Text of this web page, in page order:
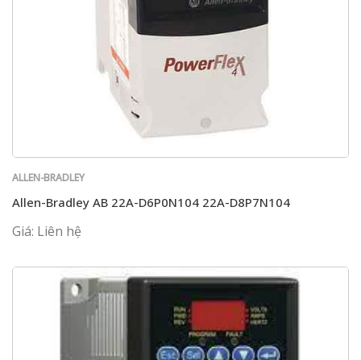
ALLEN-BRADLEY
Allen-Bradley AB 22A-D6P0N104 22A-D8P7N104
Giá: Liên hệ